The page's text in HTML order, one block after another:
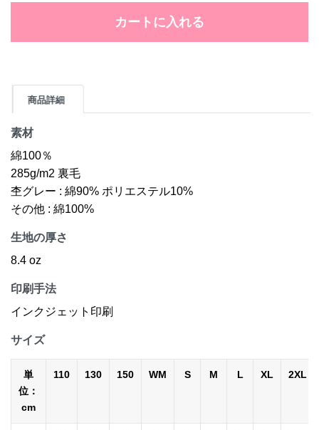
カートに入れる
商品詳細
素材
綿100％
285g/m2 裏毛
杢グレー : 綿90% ポリエステル10%
その他 : 綿100%
生地の厚さ
8.4 oz
印刷手法
インクジェット印刷
サイズ
単
位：
cm
110 130 150 WM S M L XL 2XL